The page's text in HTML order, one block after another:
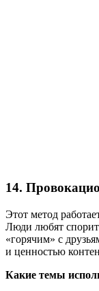
14.
Этот метод
Люди любят
«горячим» с
и ценностью
Какие темы